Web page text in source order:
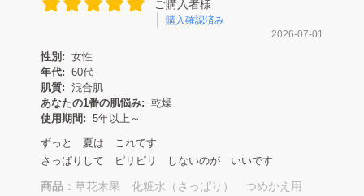
ご購入者様
購入確認済み
2026-07-01
性別: 女性
年代: 60代
肌質: 混合肌
あなたの1番の肌悩み: 乾燥
使用期間: 5年以上～
ずっと 夏は これです
さっぱりして ピリピリ しないのが いいです
商品： 草花木果 化粧水（さっぱり） つめかえ用